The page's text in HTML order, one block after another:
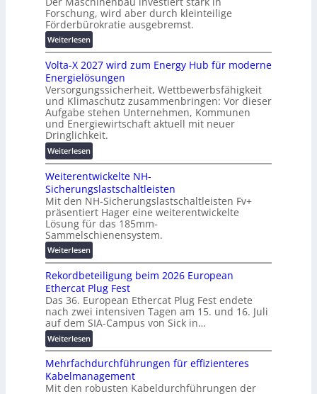
u
n
g
s
l
ö
s
u
n
g
e
n
c
h
u
t
z
u
n
d
d
i
g
i
t
a
l
e
T
r
a
n
s
p
a
r
e
n
z
Forschung, wird aber durch kleinteilige
Förderbürokratie ausgebremst.
Weiterlesen:
M
a
s
c
h
i
n
e
n
b
a
u
:
F
o
r
s
h
u
n
g
s
f
r
d
Volta-X 2027 wird zum Energy Hub für moderne
Energielösungen
Versorgungssicherheit, Wettbewerbsfähigkeit
und Klimaschutz zusammenbringen: Vor dieser
Aufgabe stehen Unternehmen, Kommunen
und Energiewirtschaft aktuell mit neuer
Dringlichkeit.
Weiterlesen:
V
o
l
t
a
-
X
2
0
2
7
w
i
r
d
z
u
m
Weiterentwickelte NH-
Sicherungslastschaltleisten
Mit den NH-Sicherungslastschaltleisten Fv+
präsentiert Hager eine weiterentwickelte
Lösung für das 185mm-
Sammelschienensystem.
Weiterlesen:
W
e
i
t
e
r
e
n
t
w
i
Rekordbeteiligung beim 2026 European
Ethercat Plug Fest
Das 36. European Ethercat Plug Fest endete
nach zwei intensiven Tagen am 15. und 16. Juli
auf dem SIA-Campus von Sick in…
Weiterlesen:
R
e
k
o
Mehrfachdurchführungen für effizienteres
Kabelmanagement
Mit den robusten Kabeldurchführungen der